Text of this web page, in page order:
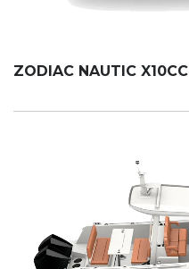
ZODIAC NAUTIC X10CC